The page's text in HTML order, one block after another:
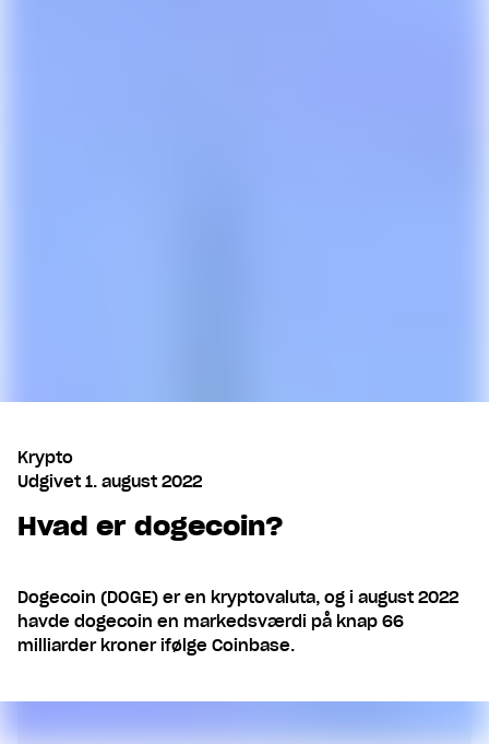
Krypto
Udgivet 1. august 2022
Hvad er dogecoin?
Dogecoin (DOGE) er en kryptovaluta, og i august 2022
havde dogecoin en markedsværdi på knap 66
milliarder kroner ifølge Coinbase.